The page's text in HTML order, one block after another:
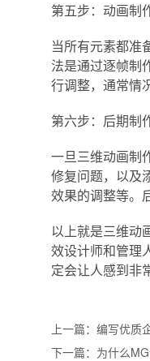
第五步：动画制
当所有元素都准
法是通过逐帧制
行调整，通常情
第六步：后期制
一旦三维动画制
修复问题，以及
效果的调整等。
以上就是三维动
效设计师和管理
定会让人感到非
上一篇： 编写优质
下一篇： 为什么